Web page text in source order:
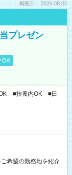
掲載日：2026.08.05
プレゼン
OK
■扶養内OK ■日
希望の勤務地を紹介